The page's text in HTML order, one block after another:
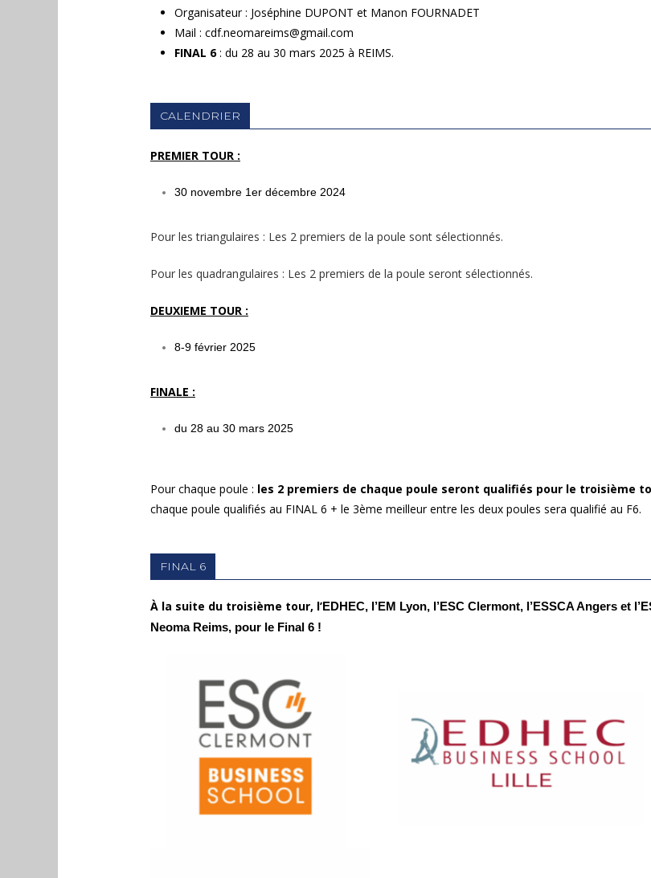
Organisateur : Joséphine DUPONT et Manon FOURNADET
Mail : cdf.neomareims@gmail.com
FINAL 6: du 28 au 30 mars 2025 à REIMS.
CALENDRIER
PREMIER TOUR :
30 novembre 1er décembre 2024
Pour les triangulaires : Les 2 premiers de la poule sont sélectionnés.
Pour les quadrangulaires : Les 2 premiers de la poule seront sélectionnés.
DEUXIEME TOUR :
8-9 février 2025
FINALE :
du 28 au 30 mars 2025
Pour chaque poule : les 2 premiers de chaque poule seront qualifiés pour le troisième
chaque poule qualifiés au FINAL 6 + le 3ème meilleur entre les deux poules sera qualifié au F6.
FINAL 6
À la suite du troisième tour, l’EDHEC, l’EM Lyon, l’ESC Clermont, l’ESSCA Angers et
Neoma Reims, pour le Final 6 !